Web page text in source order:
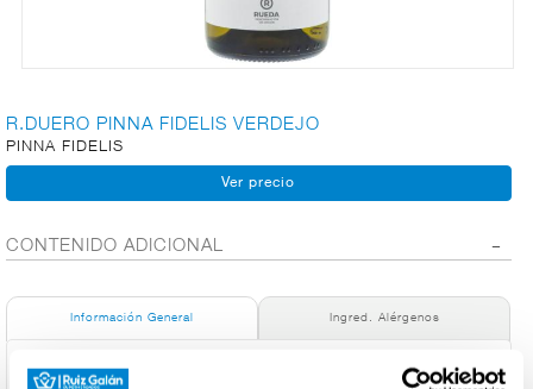
QUESOS
CORTE
FRUTAS Y
R.DUERO PINNA FIDELIS VERDEJO
PINNA FIDELIS
CONTENIDO ADICIONAL
Información General Ingred. Alérgenos
Denominación de alimento: